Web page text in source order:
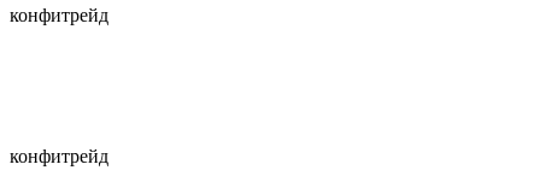
конфитрейд
конфитрейд